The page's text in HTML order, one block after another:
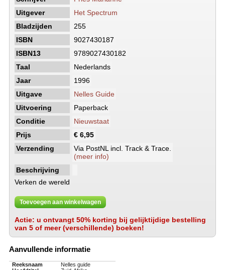
Uitgever
Het Spectrum
Bladzijden
255
ISBN
9027430187
ISBN13
9789027430182
Taal
Nederlands
Jaar
1996
Uitgave
Nelles Guide
Uitvoering
Paperback
Conditie
Nieuwstaat
Prijs
€ 6,95
Verzending
Via PostNL incl. Track & Trace.
(meer info)
Beschrijving
Verken de wereld
Toevoegen aan winkelwagen
Actie: u ontvangt 50% korting bij gelijktijdige bestelling
van 5 of meer (verschillende) boeken!
Aanvullende informatie
Reeksnaam
Nelles guide